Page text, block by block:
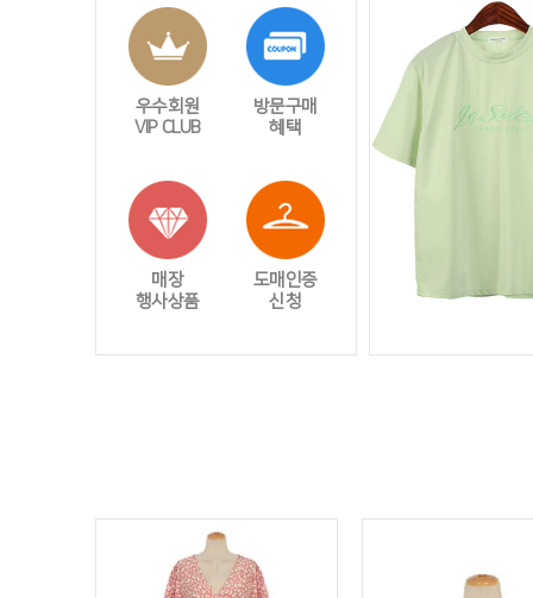
우수회원
VIP CLUB
방문구매
혜택
매장
행사상품
도매인증
신청